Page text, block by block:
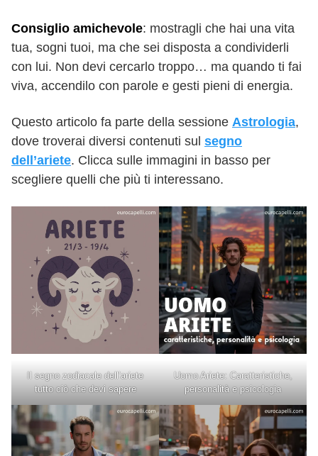
Consiglio amichevole: mostragli che hai una vita
tua, sogni tuoi, ma che sei disposta a condividerli
con lui. Non devi cercarlo troppo… ma quando ti fai
viva, accendilo con parole e gesti pieni di energia.
Questo articolo fa parte della sessione Astrologia,
dove troverai diversi contenuti sul segno
dell’ariete. Clicca sulle immagini in basso per
scegliere quelli che più ti interessano.
Il segno zodiacale dell’ariete
tutto ciò che devi sapere
Uomo Ariete: Caratteristiche,
personalità e psicologia